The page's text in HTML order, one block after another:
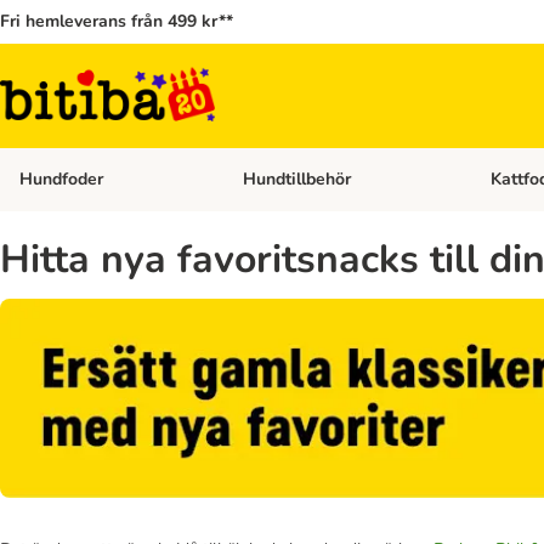
Fri hemleverans från 499 kr**
Hundfoder Open category menu: Hundfoder
Hundtillbehör Open
Hitta nya favoritsnacks till